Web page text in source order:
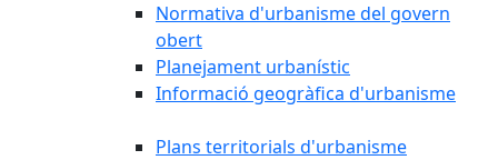
Normativa d'urbanisme del govern
obert
Planejament urbanístic
Informació geogràfica d'urbanisme
Plans territorials d'urbanisme